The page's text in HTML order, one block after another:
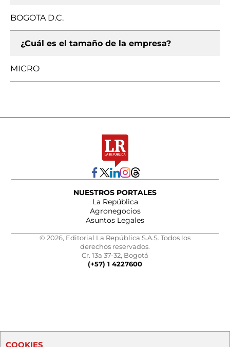
BOGOTA D.C.
¿Cuál es el tamaño de la empresa?
MICRO
NUESTROS PORTALES
La República
Agronegocios
Asuntos Legales
© 2026, Editorial La República S.A.S. Todos los
derechos reservados.
Cr. 13a 37-32, Bogotá
(+57) 1 4227600
COOKIES